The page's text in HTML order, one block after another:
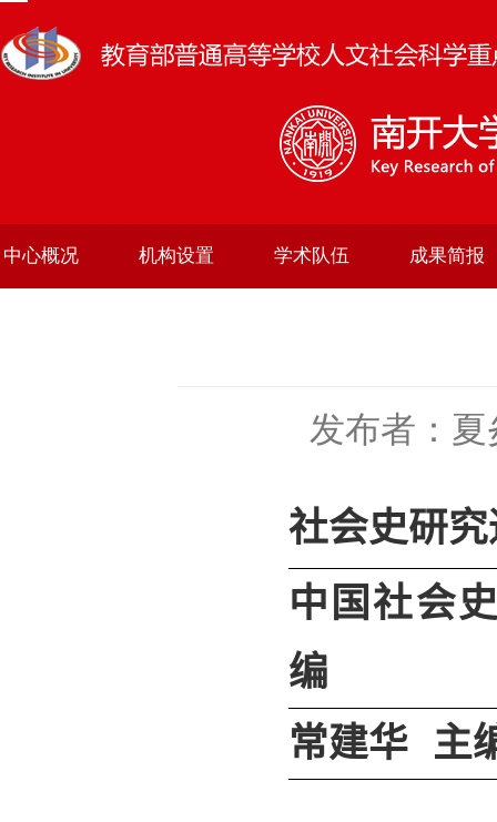
中心概况 机构设置 学术队伍 成果简报
发布者：夏
社会史研
中国社会
编
常建华 主